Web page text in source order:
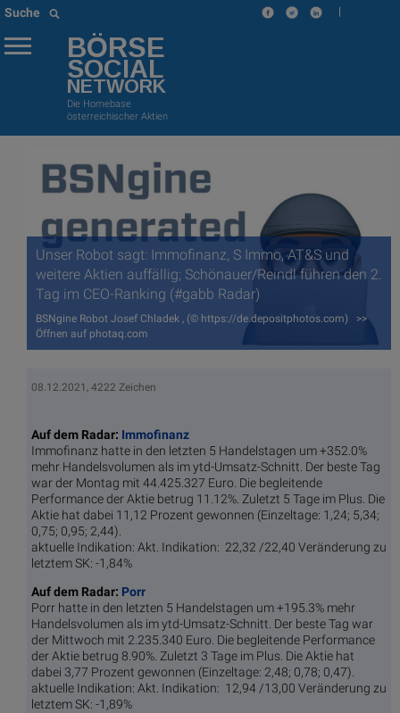
Suche |
BÖRSE
SOCIAL
NETWORK
Die Homebase
österreichischer Aktien
Unser Robot sagt: Immofinanz, S Immo, AT&S und
weitere Aktien auffällig; Schönauer/Reindl führen den 2.
Tag im CEO-Ranking (#gabb Radar)
BSNgine Robot Josef Chladek , (© https://de.depositphotos.com) >>
Öffnen auf photaq.com
08.12.2021, 4222 Zeichen
Auf dem Radar: Immofinanz
Immofinanz hatte in den letzten 5 Handelstagen um +352.0%
mehr Handelsvolumen als im ytd-Umsatz-Schnitt. Der beste Tag
war der Montag mit 44.425.327 Euro. Die begleitende
Performance der Aktie betrug 11.12%. Zuletzt 5 Tage im Plus. Die
Aktie hat dabei 11,12 Prozent gewonnen (Einzeltage: 1,24; 5,34;
0,75; 0,95; 2,44).
aktuelle Indikation: Akt. Indikation: 22,32 /22,40 Veränderung zu
letztem SK: -1,84%
Auf dem Radar: Porr
Porr hatte in den letzten 5 Handelstagen um +195.3% mehr
Handelsvolumen als im ytd-Umsatz-Schnitt. Der beste Tag war
der Mittwoch mit 2.235.340 Euro. Die begleitende Performance
der Aktie betrug 8.90%. Zuletzt 3 Tage im Plus. Die Aktie hat
dabei 3,77 Prozent gewonnen (Einzeltage: 2,48; 0,78; 0,47).
aktuelle Indikation: Akt. Indikation: 12,94 /13,00 Veränderung zu
letztem SK: -1,89%